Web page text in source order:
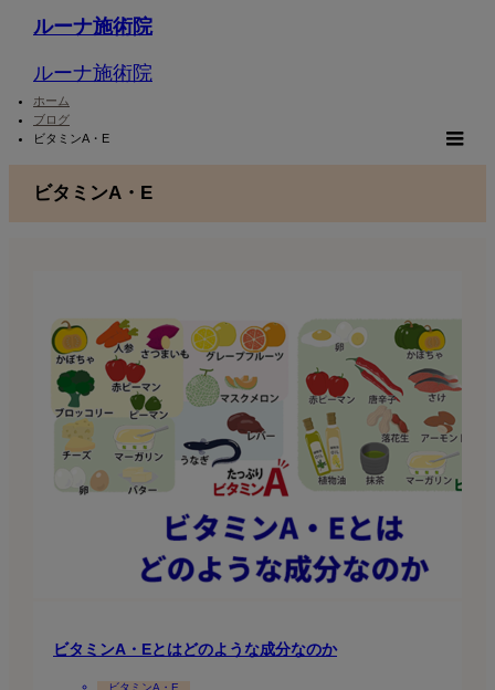
ルーナ施術院
ルーナ施術院
ホーム
ブログ
ビタミンA・E
ビタミンA・E
ビタミンA・Eとはどのような成分なのか
ビタミンA・E